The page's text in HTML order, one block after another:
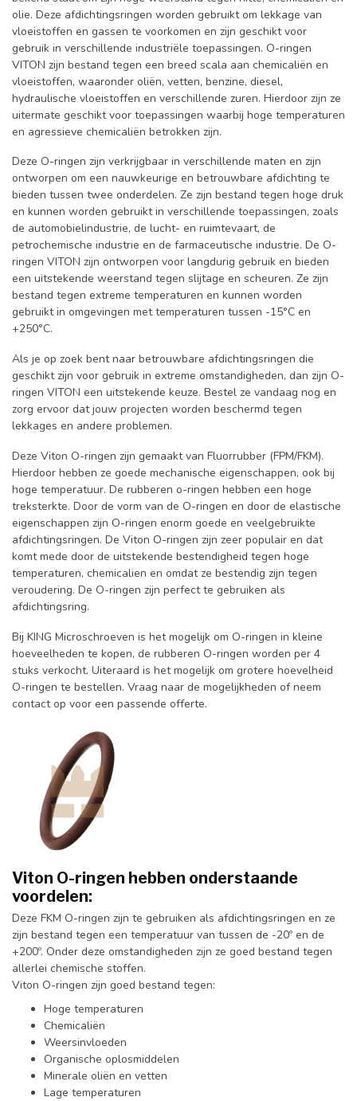
olie. Deze afdichtingsringen worden gebruikt om lekkage van
vloeistoffen en gassen te voorkomen en zijn geschikt voor
gebruik in verschillende industriële toepassingen. O-ringen
VITON zijn bestand tegen een breed scala aan chemicaliën en
vloeistoffen, waaronder oliën, vetten, benzine, diesel,
hydraulische vloeistoffen en verschillende zuren. Hierdoor zijn ze
uitermate geschikt voor toepassingen waarbij hoge temperaturen
en agressieve chemicaliën betrokken zijn.
Deze O-ringen zijn verkrijgbaar in verschillende maten en zijn
ontworpen om een nauwkeurige en betrouwbare afdichting te
bieden tussen twee onderdelen. Ze zijn bestand tegen hoge druk
en kunnen worden gebruikt in verschillende toepassingen, zoals
de automobielindustrie, de lucht- en ruimtevaart, de
petrochemische industrie en de farmaceutische industrie. De O-
ringen VITON zijn ontworpen voor langdurig gebruik en bieden
een uitstekende weerstand tegen slijtage en scheuren. Ze zijn
bestand tegen extreme temperaturen en kunnen worden
gebruikt in omgevingen met temperaturen tussen -15°C en
+250°C.
Als je op zoek bent naar betrouwbare afdichtingsringen die
geschikt zijn voor gebruik in extreme omstandigheden, dan zijn O-
ringen VITON een uitstekende keuze. Bestel ze vandaag nog en
zorg ervoor dat jouw projecten worden beschermd tegen
lekkages en andere problemen.
Deze Viton O-ringen zijn gemaakt van Fluorrubber (FPM/FKM).
Hierdoor hebben ze goede mechanische eigenschappen, ook bij
hoge temperatuur. De rubberen o-ringen hebben een hoge
treksterkte. Door de vorm van de O-ringen en door de elastische
eigenschappen zijn O-ringen enorm goede en veelgebruikte
afdichtingsringen. De Viton O-ringen zijn zeer populair en dat
komt mede door de uitstekende bestendigheid tegen hoge
temperaturen, chemicalien en omdat ze bestendig zijn tegen
veroudering. De O-ringen zijn perfect te gebruiken als
afdichtingsring.
Bij KING Microschroeven is het mogelijk om O-ringen in kleine
hoeveelheden te kopen, de rubberen O-ringen worden per 4
stuks verkocht. Uiteraard is het mogelijk om grotere hoevelheid
O-ringen te bestellen. Vraag naar de mogelijkheden of neem
contact op voor een passende offerte.
Viton O-ringen hebben onderstaande
voordelen:
Deze FKM O-ringen zijn te gebruiken als afdichtingsringen en ze
zijn bestand tegen een temperatuur van tussen de -20º en de
+200º. Onder deze omstandigheden zijn ze goed bestand tegen
allerlei chemische stoffen.
Viton O-ringen zijn goed bestand tegen:
Hoge temperaturen
Chemicaliën
Weersinvloeden
Organische oplosmiddelen
Minerale oliën en vetten
Lage temperaturen